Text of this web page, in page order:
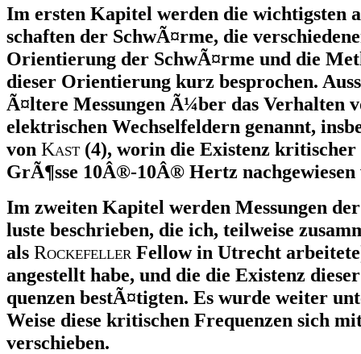
Im ersten Kapitel werden die wichtigsten
schaften der SchwÃ¤rme, die
Orientierung der SchwÃ¤rme und die
dieser Orientierung kurz besprochen.
Ã¤ltere Messungen Ã¼ber das Verhalten
elektrischen Wechselfeldern genannt,
von Kast(4), worin die Existenz kritischer
GrÃ¶sse 10Â®-10Â® Hertz
Im zweiten Kapitel werden Messungen
luste beschrieben, die ich, teilweise
als Rockefeller Fellow in Utrecht
angestellt habe, und die die Existenz
quenzen bestÃ¤tigten. Es wurde weiter
Weise diese kritischen Frequenzen sich
verschieben.